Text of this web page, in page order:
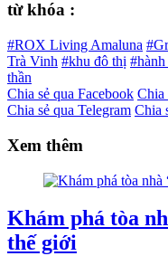
từ khóa :
#ROX Living Amaluna
Trà Vinh #khu đô thị
thần
Chia sẻ qua Facebook Chia
Chia sẻ qua Telegram Chia
Xem thêm
Khám phá tòa
thế giới